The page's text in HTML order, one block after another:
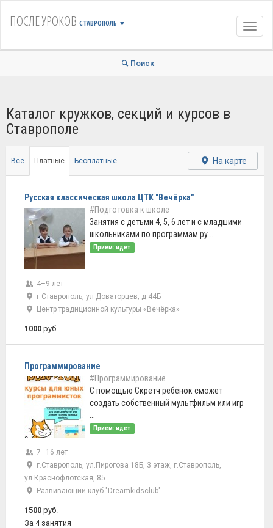
ПОСЛЕ УРОКОВ СТАВРОПОЛЬ ▼
Поиск
Каталог кружков, секций и курсов в
Ставрополе
Все Платные Бесплатные На карте
Русская классическая школа ЦТК "Вечёрка"
#Подготовка к школе
Занятия с детьми 4, 5, 6 лет и с младшими
школьниками по программам ру ...
Прием: идет
4–9 лет
г Ставрополь, ул Доваторцев, д 44Б
Центр традиционной культуры «Вечёрка»
1000 руб.
Программирование
#Программирование
С помощью Скретч ребёнок сможет
создать собственный мультфильм или игр
Прием: идет
7–16 лет
г.Ставрополь, ул.Пирогова 18Б, 3 этаж, г.Ставрополь,
ул.Краснофлотская, 85
Развивающий клуб "Dreamkidsclub"
1500 руб.
За 4 занятия